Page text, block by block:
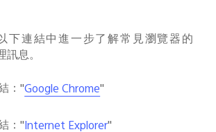
下連結中進一步了解常見瀏覽器的
訊息。
："Google Chrome"
："Internet Explorer"